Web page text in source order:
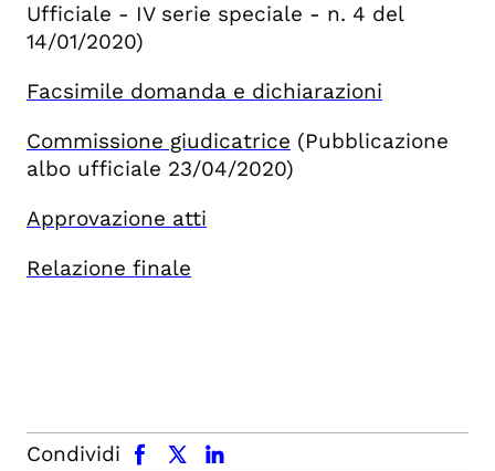
Ufficiale - IV serie speciale - n. 4 del
14/01/2020)
Facsimile domanda e dichiarazioni
Commissione giudicatrice (Pubblicazione
albo ufficiale 23/04/2020)
Approvazione atti
Relazione finale
Condividi
facebook x.com linkedin